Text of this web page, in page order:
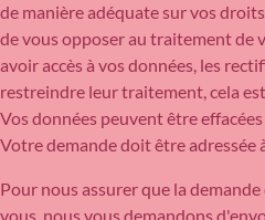
de manière adéquate sur vos
de vous opposer au traitement de
avoir accès à vos données, les
restreindre leur traitement, cela
Vos données peuvent être
Votre demande doit être adressée
Pour nous assurer que la
vous, nous vous demandons